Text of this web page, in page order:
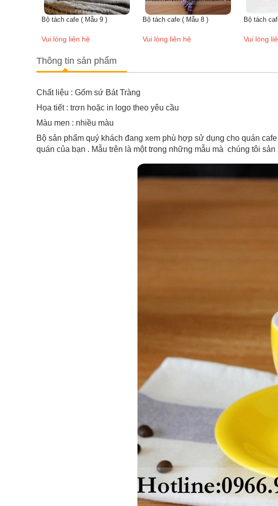
Bộ tách cafe ( Mẫu 9 )
Vui lòng liên hệ
Bộ tách cafe ( Mẫu 8 )
Vui lòng liên hệ
Bộ tách cafe ( Mẫu 7 )
Vui lòng liên hệ
Thông tin sản phẩm
Chất liệu : Gốm sứ Bát Tràng
Họa tiết : trơn hoặc in logo theo yêu cầu
Màu men : nhiều màu
Bộ sản phẩm quý khách đang xem phù hợp sử dụng cho quán
quán của bạn . Mẫu trên là một trong những mẫu mà chúng tôi